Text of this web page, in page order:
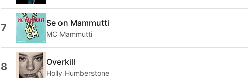
7 Se on Mammutti
MC Mammutti
8 Overkill
Holly Humberstone